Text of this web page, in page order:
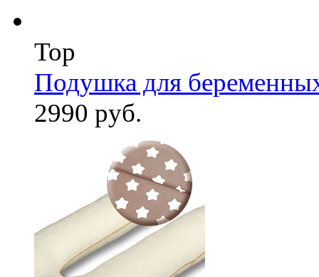
Top
Подушка для
2990 руб.